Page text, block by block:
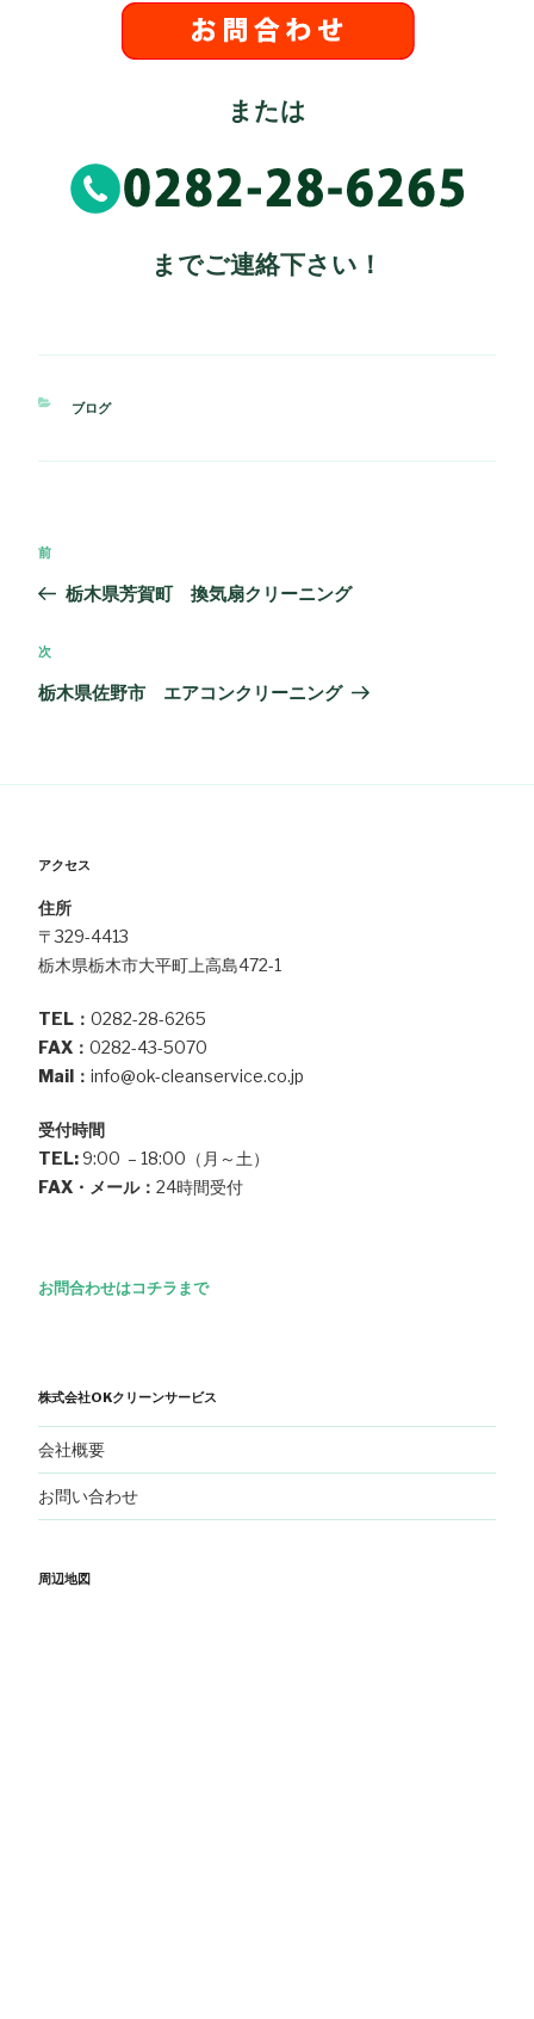
または
までご連絡下さい！
カ
ゴ
ブログ
稿
ナ
ー
過
稿
前
栃木県芳賀町 換気扇クリーニング
次
投
次
栃木県佐野市 エアコンクリーニング
アクセス
住所
〒329-4413
栃木県栃木市大平町上高島472-1
TEL： 0282-28-6265
FAX： 0282-43-5070
Mail： info@ok-cleanservice.co.jp
受付時間
TEL:9:00 – 18:00（月～土）
FAX・メール： 24時間受付
お問合わせはコチラまで
株式会社OKクリーンサービス
会社概要
お問い合わせ
周辺地図